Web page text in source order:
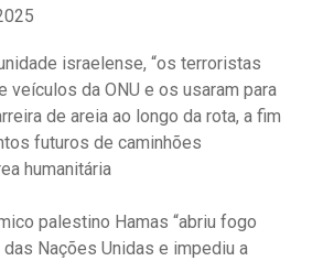
israelense, “os terroristas
veículos da ONU e os usaram para
de areia ao longo da rota, a fim
futuros de caminhões
humanitária
palestino Hamas “abriu fogo
Nações Unidas e impediu a